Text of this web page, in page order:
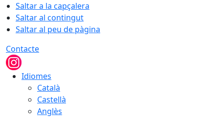
Saltar a la capçalera
Saltar al contingut
Saltar al peu de pàgina
Contacte
Idiomes
Català
Castellà
Anglès